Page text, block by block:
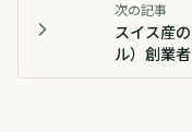
次の記事
スイス産
ル）創業